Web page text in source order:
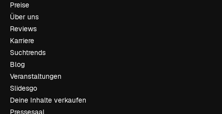
Preise
Über uns
Reviews
Karriere
Suchtrends
Blog
Veranstaltungen
Slidesgo
Deine Inhalte verkaufen
Pressesaal